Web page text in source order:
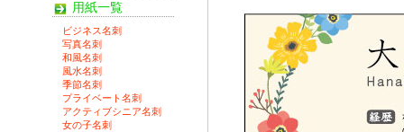
用紙一覧
ビジネス名刺
写真名刺
和風名刺
風水名刺
季節名刺
プライベート名刺
アクティブシニア名刺
女の子名刺